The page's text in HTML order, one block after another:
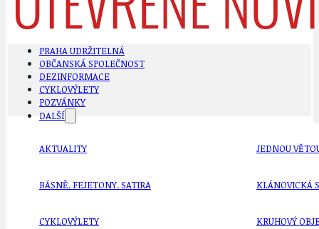
PRAHA UDRŽITELNÁ
OBČANSKÁ SPOLEČNOST
DEZINFORMACE
CYKLOVÝLETY
POZVÁNKY
DALŠÍ
AKTUALITY
BÁSNĚ. FEJETONY. SATIRA
CYKLOVÝLETY
JEDNOU
KLÁNOVICKÁ
KRUHOVÝ